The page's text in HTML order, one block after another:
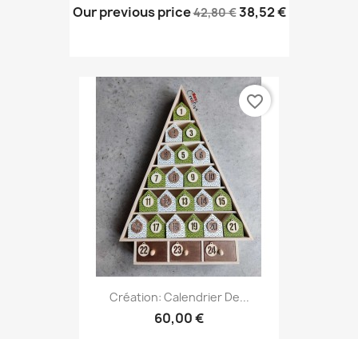
Our previous price42,80 €38,52 €
Création: Calendrier De...
60,00 €
favorite_border